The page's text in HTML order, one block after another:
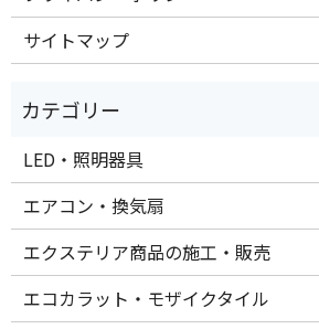
サイトマップ
LED・照明器具
エアコン・換気扇
エクステリア商品の施工・販売
エコカラット・モザイクタイル